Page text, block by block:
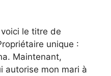
le titre de
unique :
Maintenant,
autorise mon mari à